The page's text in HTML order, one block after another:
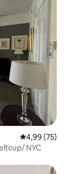
4,99 (75)
NYC